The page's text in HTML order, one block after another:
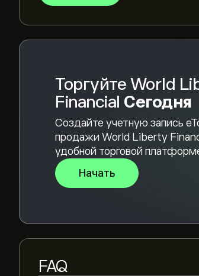
Торгуйте World
Financial Сегодня
Создайте учетную запись
продажи World Liberty
удобной торговой
Начать
FAQ
Выберите временной
«Торговля» и решите, сколько
также можете разместить